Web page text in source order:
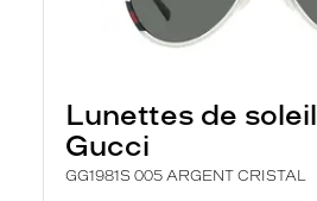
Lunettes de soleil
Gucci
GG1981S 005 ARGENT CRISTAL